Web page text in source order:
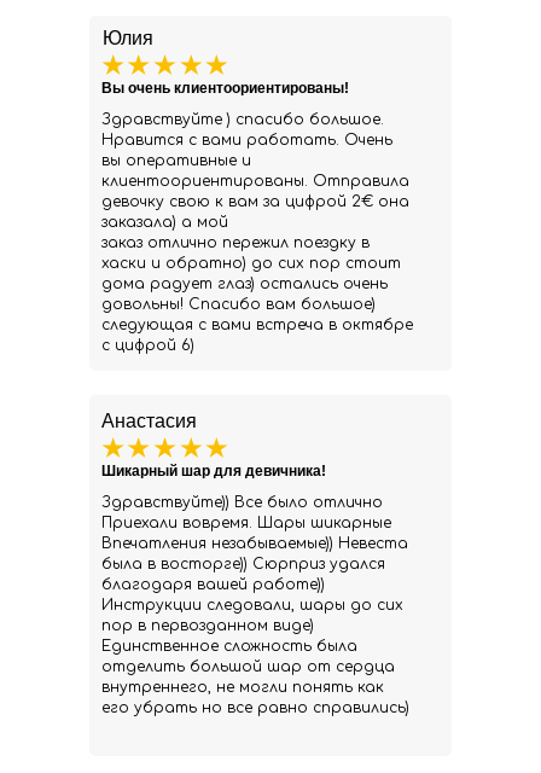
Юлия
Здравствуйте ) спасибо большое.
Нравится с вами работать. Очень
вы оперативные и
клиентоориентированы. Отправила
девочку свою к вам за цифрой 2€ она
заказала) а мой
заказ отлично пережил поездку в
хаски и обратно) до сих пор стоит
дома радует глаз) остались очень
довольны! Спасибо вам большое)
следующая с вами встреча в октябре
с цифрой 6)
Вы очень клиентоориентированы!
Анастасия
Здравствуйте)) Все было отлично
Приехали вовремя. Шары шикарные
Впечатления незабываемые)) Невеста
была в восторге)) Сюрприз удался
благодаря вашей работе))
Инструкции следовали, шары до сих
пор в первозданном виде)
Единственное сложность была
отделить большой шар от сердца
внутреннего, не могли понять как
его убрать но все равно справились)
Шикарный шар для девичника!